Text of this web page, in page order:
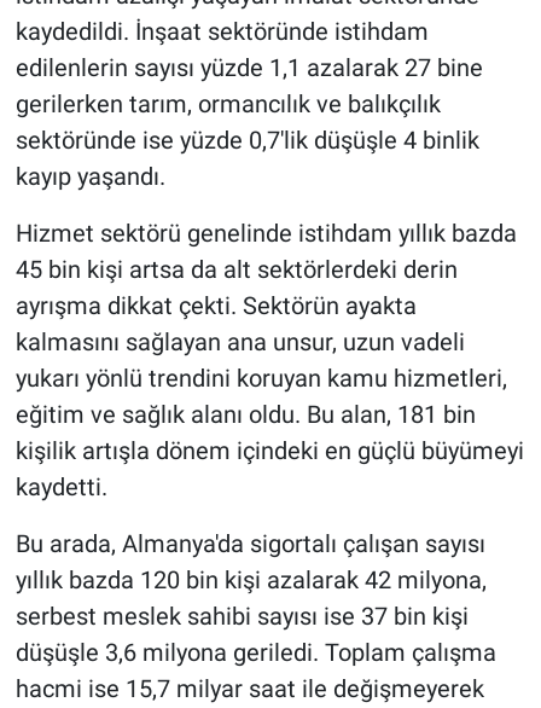
kaydedildi. İnşaat sektöründe istihdam
edilenlerin sayısı yüzde 1,1 azalarak 27 bine
gerilerken tarım, ormancılık ve balıkçılık
sektöründe ise yüzde 0,7'lik düşüşle 4 binlik
kayıp yaşandı.
Hizmet sektörü genelinde istihdam yıllık bazda
45 bin kişi artsa da alt sektörlerdeki derin
ayrışma dikkat çekti. Sektörün ayakta
kalmasını sağlayan ana unsur, uzun vadeli
yukarı yönlü trendini koruyan kamu hizmetleri,
eğitim ve sağlık alanı oldu. Bu alan, 181 bin
kişilik artışla dönem içindeki en güçlü büyümeyi
kaydetti.
Bu arada, Almanya'da sigortalı çalışan sayısı
yıllık bazda 120 bin kişi azalarak 42 milyona,
serbest meslek sahibi sayısı ise 37 bin kişi
düşüşle 3,6 milyona geriledi. Toplam çalışma
hacmi ise 15,7 milyar saat ile değişmeyerek